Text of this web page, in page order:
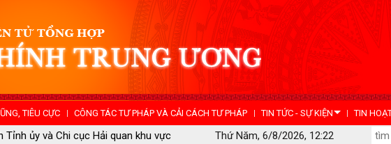
TIÊU CỰC CÔNG TÁC TƯ PHÁP VÀ CẢI CÁCH TƯ PHÁP TIN TỨC - SỰ KIỆN TIN
phủ sửa đổi, bổ sung một số
Thứ Năm, 6/8/2026, 12:22